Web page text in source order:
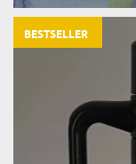
BESTSELLER